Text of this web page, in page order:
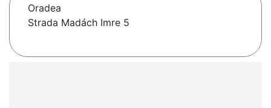
Oradea
Strada Madách Imre 5